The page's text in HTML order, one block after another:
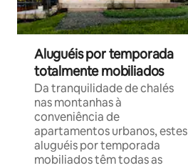
Aluguéis por temporada
totalmente mobiliados
Da tranquilidade de chalés
nas montanhas à
conveniência de
apartamentos urbanos, estes
aluguéis por temporada
mobiliados têm todas as